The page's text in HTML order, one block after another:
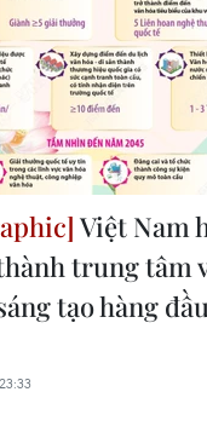
Việt Nam
trung tâm
tạo hàng